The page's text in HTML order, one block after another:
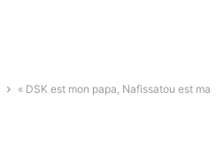
« DSK est mon papa, Nafissatou est ma